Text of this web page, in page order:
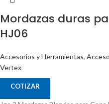
Mordazas duras
HJ06
Accesorios y Herramientas,
Vertex
COTIZAR